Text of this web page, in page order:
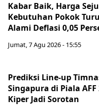
Kabar Baik, Harga
Kebutuhan Pokok
Alami Deflasi 0,05
Jumat, 7 Agu 2026 - 15:55
Prediksi Line-up
Singapura di Piala AFF
Kiper Jadi Sorotan